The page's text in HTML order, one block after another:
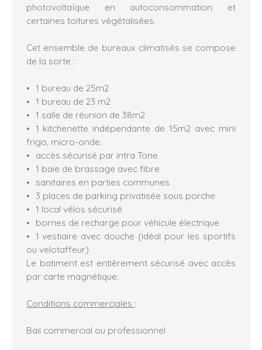
photovoltaïque en autoconsommation et
certaines toitures végétalisées.
Cet ensemble de bureaux climatisés se compose
de la sorte :
1 bureau de 25m2
1 bureau de 23 m2
1 salle de réunion de 38m2
1 kitchenette indépendante de 15m2 avec mini
frigo, micro-onde.
accès sécurisé par intra Tone
1 baie de brassage avec fibre
sanitaires en parties communes
3 places de parking privatisée sous porche
1 local vélos sécurisé
bornes de recharge pour véhicule électrique
1 vestiaire avec douche (idéal pour les sportifs
ou velotaffeur)
Le batiment est entièrement sécurisé avec accès
par carte magnétique.
Conditions commerciales :
Bail commercial ou professionnel